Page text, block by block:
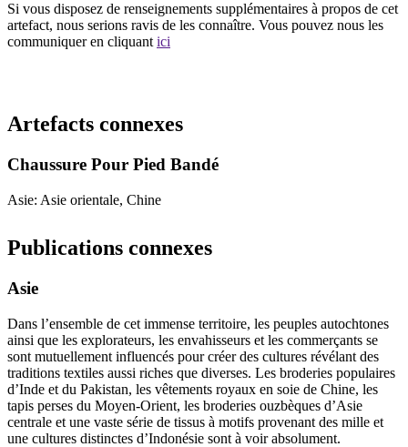
Si vous disposez de renseignements supplémentaires à propos de cet
artefact, nous serions ravis de les connaître. Vous pouvez nous les
communiquer en cliquant ici
Artefacts connexes
Chaussure Pour Pied Bandé
Asie: Asie orientale, Chine
Publications connexes
Asie
Dans l’ensemble de cet immense territoire, les peuples autochtones
ainsi que les explorateurs, les envahisseurs et les commerçants se
sont mutuellement influencés pour créer des cultures révélant des
traditions textiles aussi riches que diverses. Les broderies populaires
d’Inde et du Pakistan, les vêtements royaux en soie de Chine, les
tapis perses du Moyen-Orient, les broderies ouzbèques d’Asie
centrale et une vaste série de tissus à motifs provenant des mille et
une cultures distinctes d’Indonésie sont à voir absolument.